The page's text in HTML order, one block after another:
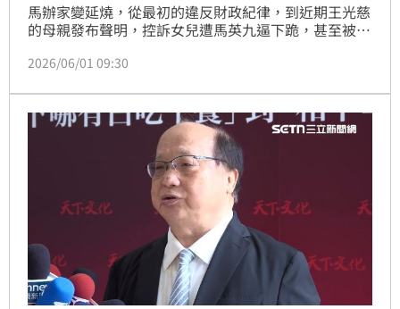
馬辦家變延燒，從最初的違反財政紀律，到近期王光慈
的母親發布聲明，控訴女兒遭馬英九逼下跪，甚至被勒
此，台北市勞動局在今（1）日晚間證實，勞動檢查處
2026/06/01 09:30